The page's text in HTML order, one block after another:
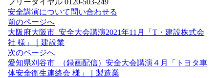
フリーダイヤル 0120-503-249
安全講演について問い合わせる
投
稿
ナ
ビ
ゲ
ー
前のページへ
大阪府大阪市_安全大会講演2021年11月「T・建設株式会
社 様」｜建設業
次のページへ
愛知県刈谷市_（録画配信）安全大会講演４月「トヨタ車
体安全衛生連絡会 様」｜製造業